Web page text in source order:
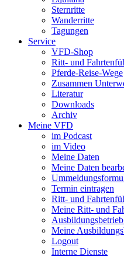
Sternritte
Wanderritte
Tagungen
Service
VFD-Shop
Ritt- und
Pferde-Reise-Wege
Zusammen
Literatur
Downloads
Archiv
Meine VFD
im Podcast
im Video
Meine Daten
Meine Daten
Termin eintragen
Ritt- und
Meine Ritt- und
Meine
Logout
Interne Dienste